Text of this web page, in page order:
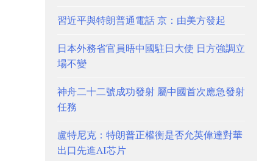
習近平與特朗普通電話 京：由美方發起
日本外務省官員晤中國駐日大使 日方強調立
場不變
神舟二十二號成功發射 屬中國首次應急發射
任務
盧特尼克：特朗普正權衡是否允英偉達對華
出口先進AI芯片